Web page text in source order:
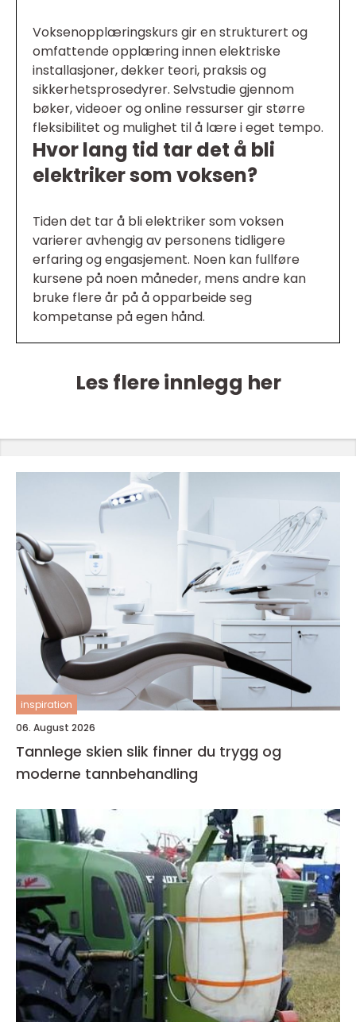
Voksenopplæringskurs gir en strukturert og
omfattende opplæring innen elektriske
installasjoner, dekker teori, praksis og
sikkerhetsprosedyrer. Selvstudie gjennom
bøker, videoer og online ressurser gir større
fleksibilitet og mulighet til å lære i eget tempo.
Hvor lang tid tar det å bli
elektriker som voksen?
Tiden det tar å bli elektriker som voksen
varierer avhengig av personens tidligere
erfaring og engasjement. Noen kan fullføre
kursene på noen måneder, mens andre kan
bruke flere år på å opparbeide seg
kompetanse på egen hånd.
Les flere innlegg her
inspiration
06. August 2026
Tannlege skien slik finner du trygg og
moderne tannbehandling